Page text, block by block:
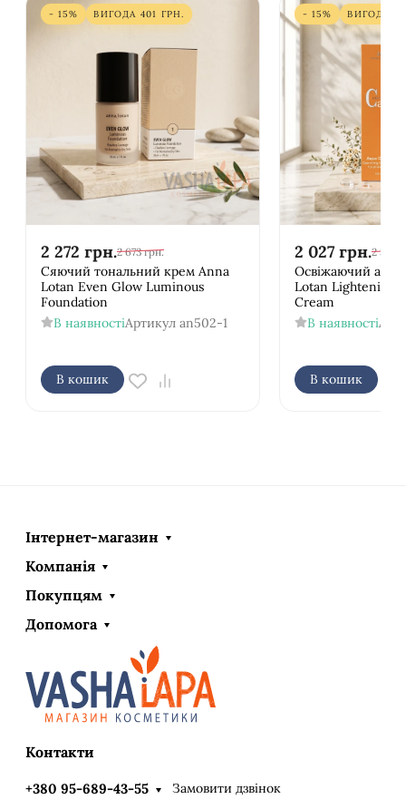
- 15% ВИГОДА 401 ГРН.
2 272 грн.2 673 грн.
Сяючий тональний крем Anna
Lotan Even Glow Luminous
Foundation
В наявностіАртикул an502-1
В кошик
- 15% ВИГОДА
2 027 грн.2 385
Освіжаючий
Lotan Lightening
Cream
В наявності
В кошик
Інтернет-магазин
Компанія
Покупцям
Допомога
Контакти
+380 95-689-43-55 Замовити дзвінок